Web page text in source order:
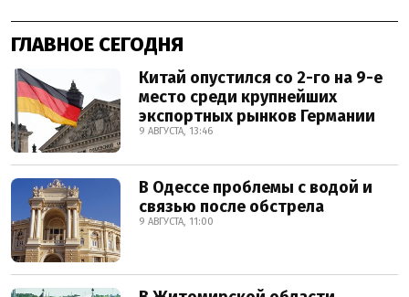
ГЛАВНОЕ СЕГОДНЯ
Китай опустился со 2-го на 9-е
место среди крупнейших
экспортных рынков Германии
9 АВГУСТА, 13:46
В Одессе проблемы с водой и
связью после обстрела
9 АВГУСТА, 11:00